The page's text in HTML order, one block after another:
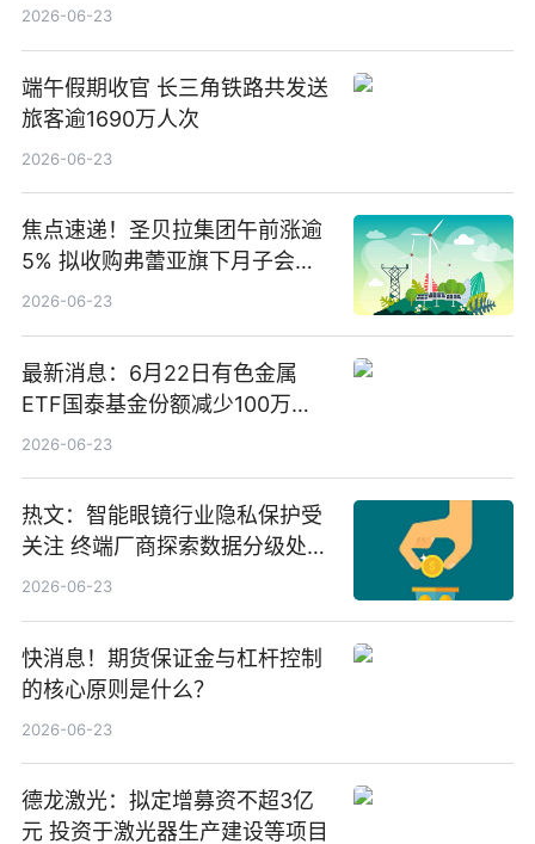
2026-06-23
端午假期收官 长三角铁路共发送
旅客逾1690万人次
2026-06-23
焦点速递！圣贝拉集团午前涨逾
5% 拟收购弗蕾亚旗下月子会所
业务少数股权
2026-06-23
最新消息：6月22日有色金属
ETF国泰基金份额减少100万
份，重仓股紫金矿业、洛阳钼
2026-06-23
热文：智能眼镜行业隐私保护受
关注 终端厂商探索数据分级处理
等方案
2026-06-23
快消息！期货保证金与杠杆控制
的核心原则是什么？
2026-06-23
德龙激光：拟定增募资不超3亿
元 投资于激光器生产建设等项目